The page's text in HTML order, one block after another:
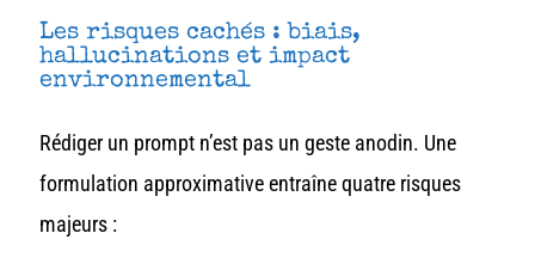
Les risques cachés : biais,
hallucinations et impact
environnemental
Rédiger un prompt n’est pas un geste anodin. Une
formulation approximative entraîne quatre risques
majeurs :